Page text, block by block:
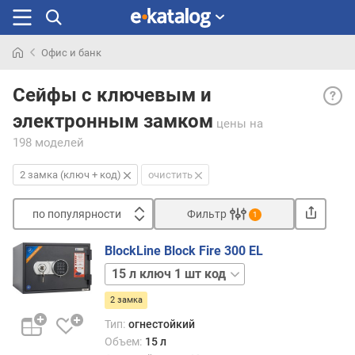
раньше
Офис и банк
Сейфы с ключевым и
электронным замком цены на
198 моделей
2
2 замка (ключ + код) очистить
по популярности
п
о
п
о
п
Фильтр 1
BlockLine Block Fire 300 EL
15 л
ключ
2 шт
21 л
ключ
2 замка
Тип: огнестойкий
Объем: 15 л